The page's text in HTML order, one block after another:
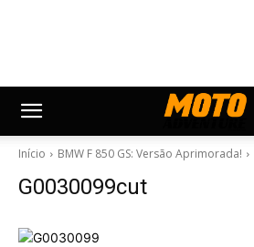
Início BMW F 850 GS: Versão Aprimorada!
G0030099cut